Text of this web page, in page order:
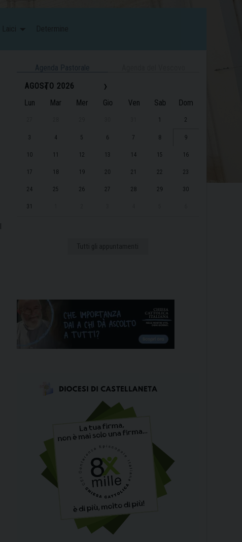
Agenda Pastorale
‹
AGOSTO 2026 ›
Lun Mar Mer Gio Ven Sab Dom
1 2
3 4 5 6 7 8 9
10 11 12 13 14 15 16
17 18 19 20 21 22 23
24 25 26 27 28 29 30
31